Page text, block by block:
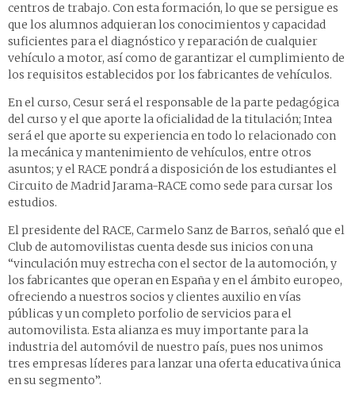
centros de trabajo. Con esta formación, lo que se persigue es
que los alumnos adquieran los conocimientos y capacidad
suficientes para el diagnóstico y reparación de cualquier
vehículo a motor, así como de garantizar el cumplimiento de
los requisitos establecidos por los fabricantes de vehículos.
En el curso, Cesur será el responsable de la parte pedagógica
del curso y el que aporte la oficialidad de la titulación; Intea
será el que aporte su experiencia en todo lo relacionado con
la mecánica y mantenimiento de vehículos, entre otros
asuntos; y el RACE pondrá a disposición de los estudiantes el
Circuito de Madrid Jarama-RACE como sede para cursar los
estudios.
El presidente del RACE, Carmelo Sanz de Barros, señaló que el
Club de automovilistas cuenta desde sus inicios con una
“vinculación muy estrecha con el sector de la automoción, y
los fabricantes que operan en España y en el ámbito europeo,
ofreciendo a nuestros socios y clientes auxilio en vías
públicas y un completo porfolio de servicios para el
automovilista. Esta alianza es muy importante para la
industria del automóvil de nuestro país, pues nos unimos
tres empresas líderes para lanzar una oferta educativa única
en su segmento”.